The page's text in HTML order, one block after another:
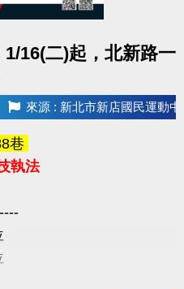
16(二)起，北新路一
來源 : 新北市新店國民運動中
巷
執法